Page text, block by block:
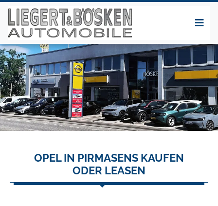
OPEL IN PIRMASENS KAUFEN
ODER LEASEN